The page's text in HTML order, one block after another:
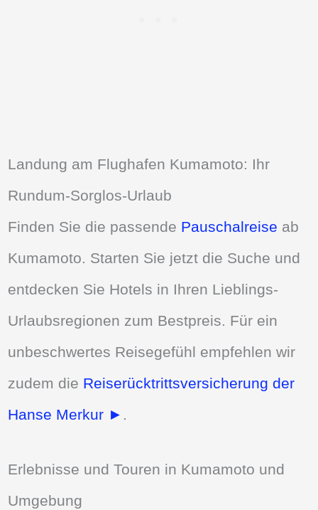
Landung am Flughafen Kumamoto: Ihr
Rundum-Sorglos-Urlaub
Finden Sie die passende Pauschalreise ab
Kumamoto. Starten Sie jetzt die Suche und
entdecken Sie Hotels in Ihren Lieblings-
Urlaubsregionen zum Bestpreis. Für ein
unbeschwertes Reisegefühl empfehlen wir
zudem die Reiserücktrittsversicherung der
Hanse Merkur ► .
Erlebnisse und Touren in Kumamoto und
Umgebung